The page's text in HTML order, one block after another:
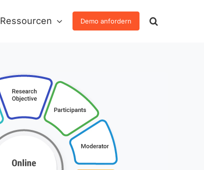
Ressourcen Demo anfordern